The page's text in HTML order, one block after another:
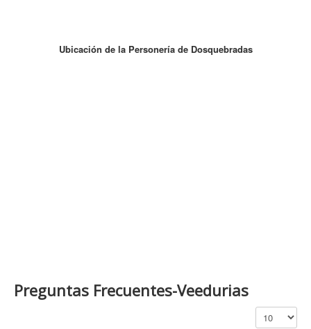
Ubicación de la Personería de Dosquebradas
Preguntas Frecuentes-Veedurias
Cantidad a